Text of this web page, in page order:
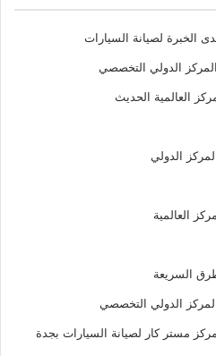
الخبرة لصيانة السيارات
الدولي التخصصي
العالمية الحديث
الدولي
العالمية
السريعة
الدولي التخصصي
مستر كار لصيانة السيارات بجدة